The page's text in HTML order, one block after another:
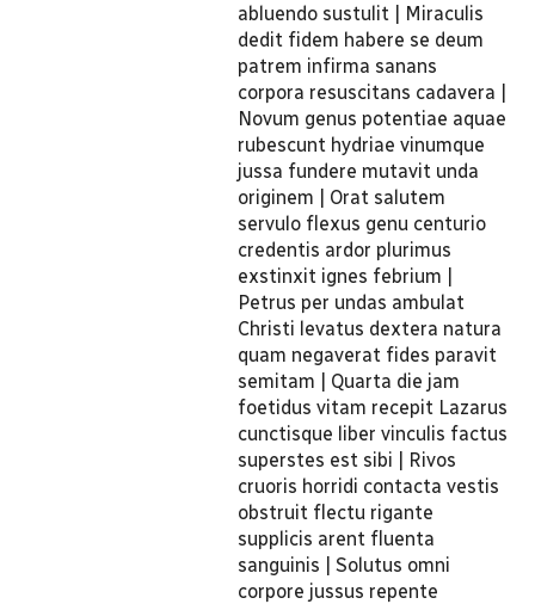
abluendo sustulit | Miraculis
dedit fidem habere se deum
patrem infirma sanans
corpora resuscitans cadavera |
Novum genus potentiae aquae
rubescunt hydriae vinumque
jussa fundere mutavit unda
originem | Orat salutem
servulo flexus genu centurio
credentis ardor plurimus
exstinxit ignes febrium |
Petrus per undas ambulat
Christi levatus dextera natura
quam negaverat fides paravit
semitam | Quarta die jam
foetidus vitam recepit Lazarus
cunctisque liber vinculis factus
superstes est sibi | Rivos
cruoris horridi contacta vestis
obstruit flectu rigante
supplicis arent fluenta
sanguinis | Solutus omni
corpore jussus repente